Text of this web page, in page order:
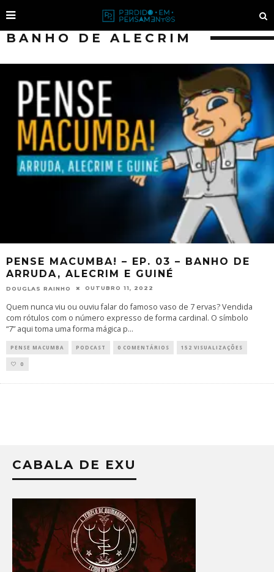
BANHO DE ALECRIM
PENSE MACUMBA! – EP. 03 – BANHO DE
ARRUDA, ALECRIM E GUINÉ
DOUGLAS RAINHO OUTUBRO 11, 2022
Quem nunca viu ou ouviu falar do famoso vaso de 7 ervas? Vendida
com rótulos com o número expresso de forma cardinal. O símbolo
“7” aqui toma uma forma mágica p...
PENSE MACUMBA PODCAST 0 COMENTÁRIOS 152 VISUALIZAÇÕES
0
CABALA DE EXU